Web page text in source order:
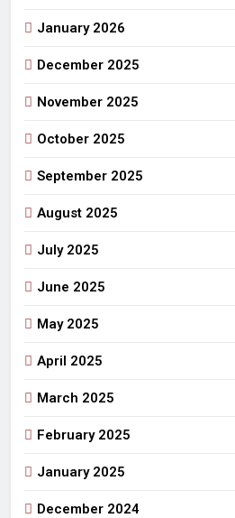
January 2026
December 2025
November 2025
October 2025
September 2025
August 2025
July 2025
June 2025
May 2025
April 2025
March 2025
February 2025
January 2025
December 2024